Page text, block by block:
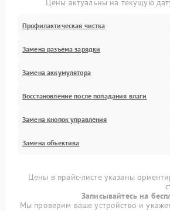
Цены актуальны на текущую
Профилактическая чистка
Замена разъема зарядки
Замена аккумулятора
Восстановление после попадания влаги
Замена кнопок управления
Замена объектива
Цены в прайс-листе указаны
Записывайтесь на
Мы проверим ваше устройство и